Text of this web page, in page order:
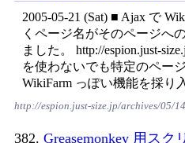
2005-05-21 (Sat) ■ Ajax で
くページ名がそのページへ
ました。 http://espion.just-
を使わないでも特定のペー
WikiFarm っぽい機能を採り
http://espion.just-size.jp/archives/05/
382. Greasemonkey 用スク